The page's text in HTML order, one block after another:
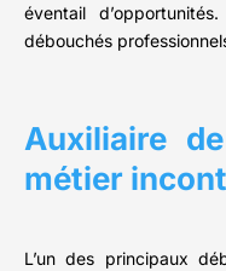
éventail
débouchés
Auxiliaire
métier
L’un des principaux